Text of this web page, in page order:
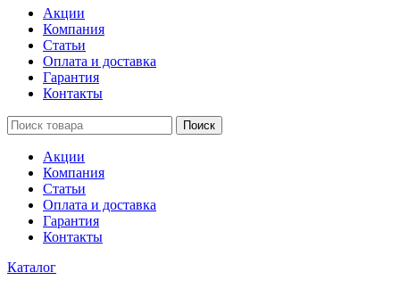
Акции
Компания
Статьи
Оплата и доставка
Гарантия
Контакты
Поиск
Акции
Компания
Статьи
Оплата и доставка
Гарантия
Контакты
Каталог